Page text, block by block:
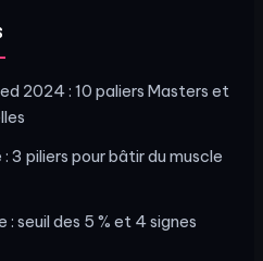
2024 : 10 paliers Masters et
3 piliers pour bâtir du muscle
seuil des 5 % et 4 signes